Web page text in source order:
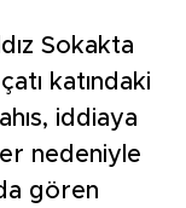
Sokakta
katındaki
iddiaya
nedeniyle
gören